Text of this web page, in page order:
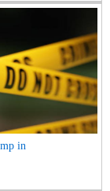
in